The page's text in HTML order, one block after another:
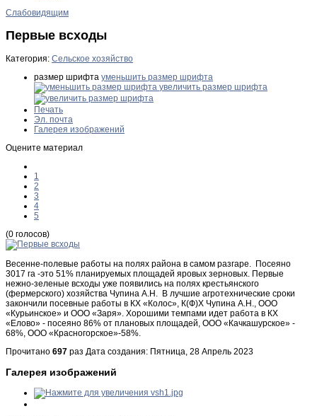
Слабовидящим
Первые всходы
Категория: Сельское хозяйство
размер шрифта уменьшить размер шрифта
увеличить размер шрифта
Печать
Эл. почта
Галерея изображений
Оцените материал
1
2
3
4
5
(0 голосов)
Весенне-полевые работы на полях района в самом разгаре. Посеяно
3017 га -это 51% планируемых площадей яровых зерновых. Первые
нежно-зеленые всходы уже появились на полях крестьянского
(фермерского) хозяйства Чупина А.Н. В лучшие агротехнические сроки
закончили посевные работы в КХ «Колос», К(Ф)Х Чупина А.Н., ООО
«Курьинское» и ООО «Заря». Хорошими темпами идет работа в КХ
«Елово» - посеяно 86% от плановых площадей, ООО «Качкашурское» -
68%, ООО «Красногорское»-58%.
Прочитано 697 раз Дата создания: Пятница, 28 Апрель 2023
Галерея изображений